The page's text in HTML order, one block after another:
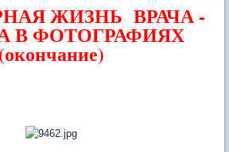
ЖИЗНЬ ВРАЧА -
В ФОТОГРАФИЯХ
(окончание)